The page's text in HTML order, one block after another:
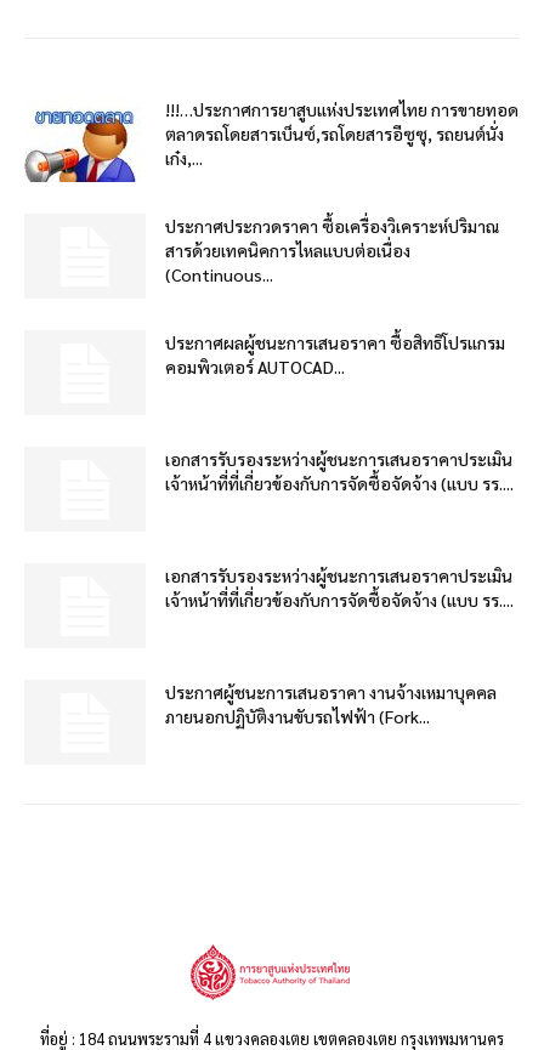
!!!…ประกาศการยาสูบแห่งประเทศไทย การขายทอด
ตลาดรถโดยสารเบ็นซ์,รถโดยสารอีซูซุ, รถยนต์นั่ง
เก๋ง,...
ประกาศประกวดราคา ซื้อเครื่องวิเคราะห์ปริมาณ
สารด้วยเทคนิคการไหลแบบต่อเนื่อง
(Continuous...
ประกาศผลผู้ชนะการเสนอราคา ซื้อสิทธิโปรแกรม
คอมพิวเตอร์ AUTOCAD...
เอกสารรับรองระหว่างผู้ชนะการเสนอราคาประเมิน
เจ้าหน้าที่ที่เกี่ยวข้องกับการจัดซื้อจัดจ้าง (แบบ รร....
เอกสารรับรองระหว่างผู้ชนะการเสนอราคาประเมิน
เจ้าหน้าที่ที่เกี่ยวข้องกับการจัดซื้อจัดจ้าง (แบบ รร....
ประกาศผู้ชนะการเสนอราคา งานจ้างเหมาบุคคล
ภายนอกปฏิบัติงานขับรถไฟฟ้า (Fork...
ที่อยู่ : 184 ถนนพระรามที่ 4 แขวงคลองเตย เขตคลองเตย กรุงเทพมหานคร